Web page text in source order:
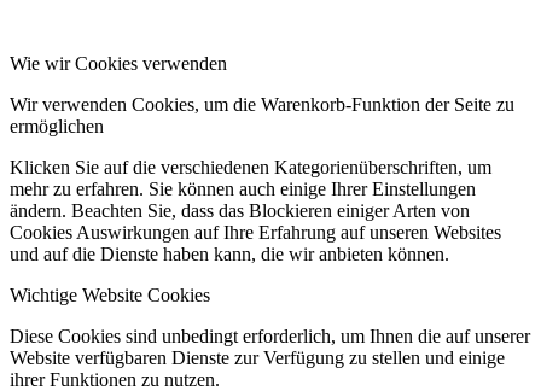
Wie wir Cookies verwenden
Wir verwenden Cookies, um die Warenkorb-Funktion der Seite zu
ermöglichen
Klicken Sie auf die verschiedenen Kategorienüberschriften, um
mehr zu erfahren. Sie können auch einige Ihrer Einstellungen
ändern. Beachten Sie, dass das Blockieren einiger Arten von
Cookies Auswirkungen auf Ihre Erfahrung auf unseren Websites
und auf die Dienste haben kann, die wir anbieten können.
Wichtige Website Cookies
Diese Cookies sind unbedingt erforderlich, um Ihnen die auf unserer
Website verfügbaren Dienste zur Verfügung zu stellen und einige
ihrer Funktionen zu nutzen.